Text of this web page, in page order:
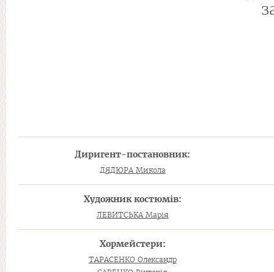
Диригент-постановник:
ДЯДЮРА Микола
Художник костюмів:
ЛЕВИТСЬКА Марія
Хормейстери:
ТАРАСЕНКО Олександр